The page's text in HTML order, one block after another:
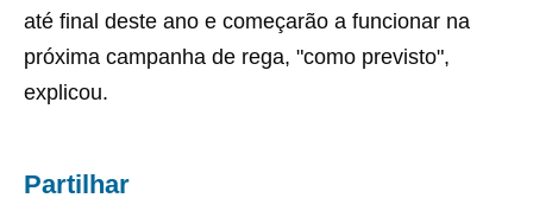
até final deste ano e começarão a funcionar na
próxima campanha de rega, "como previsto",
explicou.
Partilhar